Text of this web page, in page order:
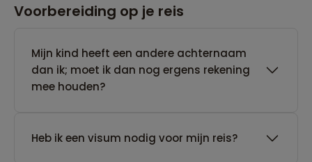
Voorbereiding op je reis
Mijn kind heeft een andere achternaam
dan ik; moet ik dan nog ergens rekening
mee houden?
Heb ik een visum nodig voor mijn reis?